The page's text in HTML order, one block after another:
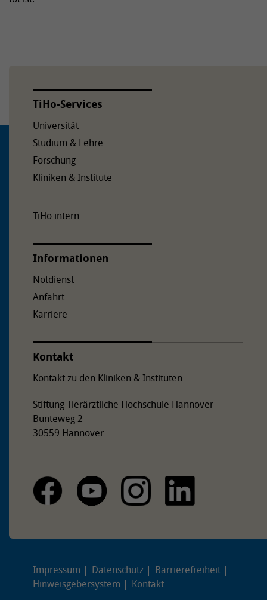
TiHo-Services
Universität
Studium & Lehre
Forschung
Kliniken & Institute
TiHo intern
Informationen
Notdienst
Anfahrt
Karriere
Kontakt
Kontakt zu den Kliniken & Instituten
Stiftung Tierärztliche Hochschule Hannover
Bünteweg 2
30559 Hannover
Impressum Datenschutz
Barrierefreiheit
Hinweisgebersystem
Kontakt